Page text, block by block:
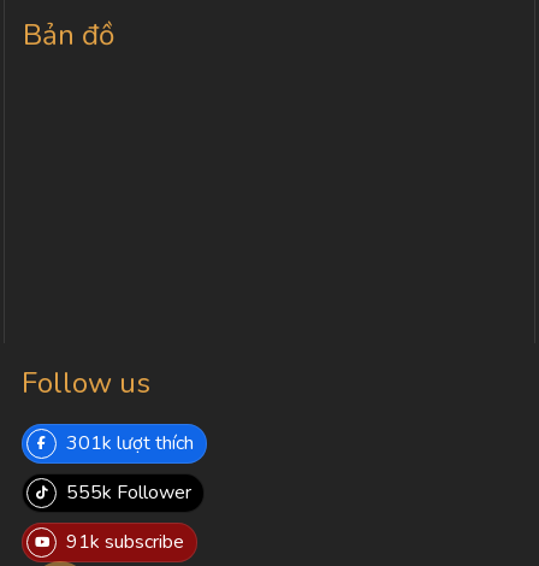
Bản đồ
Follow us
301k lượt thích
555k Follower
91k subscribe